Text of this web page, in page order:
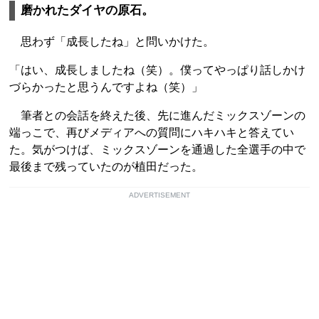
磨かれたダイヤの原石。
思わず「成長したね」と問いかけた。
「はい、成長しましたね（笑）。僕ってやっぱり話しかけ
づらかったと思うんですよね（笑）」
筆者との会話を終えた後、先に進んだミックスゾーンの
端っこで、再びメディアへの質問にハキハキと答えてい
た。気がつけば、ミックスゾーンを通過した全選手の中で
最後まで残っていたのが植田だった。
ADVERTISEMENT